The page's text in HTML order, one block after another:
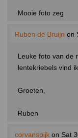
Mooie foto zeg
Ruben de Bruijn on
Leuke foto van de
lentekriebels vind
Groeten,
Ruben
corvanspijk on Sat